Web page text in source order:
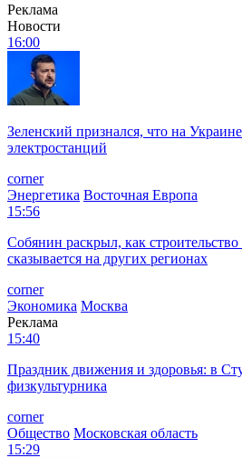
Реклама
Новости
16:00
Зеленский признался, что на
электростанций
corner
Энергетика Восточная Европа
15:56
Собянин раскрыл, как
сказывается на других регионах
corner
Экономика Москва
Реклама
15:40
Праздник движения и здоровья: в
физкультурника
corner
Общество Московская область
15:29